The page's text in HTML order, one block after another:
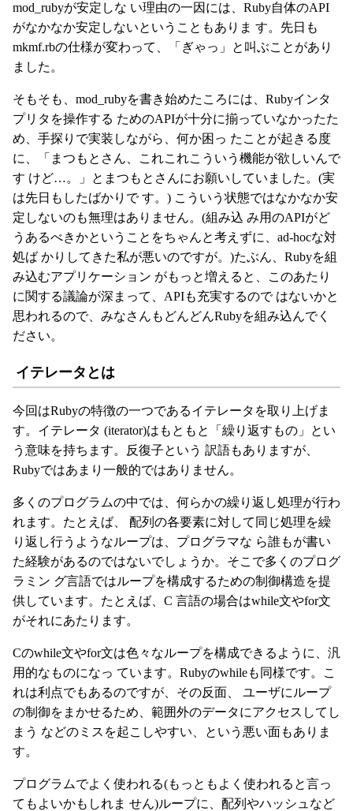
mod_rubyが安定しな い理由の一因には、Ruby自体のAPI
がなかなか安定しないということもありま す。先日も
mkmf.rbの仕様が変わって、「ぎゃっ」と叫ぶことがあり
ました。
そもそも、mod_rubyを書き始めたころには、Rubyインタ
プリタを操作する ためのAPIが十分に揃っていなかったた
め、手探りで実装しながら、何か困っ たことが起きる度
に、「まつもとさん、これこれこういう機能が欲しいんで
す けど…。」とまつもとさんにお願いしていました。(実
は先日もしたばかりで す。) こういう状態ではなかなか安
定しないのも無理はありません。(組み込 み用のAPIがど
うあるべきかということをちゃんと考えずに、ad-hocな対
処ば かりしてきた私が悪いのですが。)たぶん、Rubyを組
み込むアプリケーション がもっと増えると、このあたり
に関する議論が深まって、APIも充実するので はないかと
思われるので、みなさんもどんどんRubyを組み込んでく
ださい。
イテレータとは
今回はRubyの特徴の一つであるイテレータを取り上げま
す。イテレータ (iterator)はもともと「繰り返すもの」とい
う意味を持ちます。反復子という 訳語もありますが、
Rubyではあまり一般的ではありません。
多くのプログラムの中では、何らかの繰り返し処理が行わ
れます。たとえば、 配列の各要素に対して同じ処理を繰
り返し行うようなループは、プログラマな ら誰もが書い
た経験があるのではないでしょうか。そこで多くのプログ
ラミン グ言語ではループを構成するための制御構造を提
供しています。たとえば、C 言語の場合はwhile文やfor文
がそれにあたります。
Cのwhile文やfor文は色々なループを構成できるように、汎
用的なものになっ ています。Rubyのwhileも同様です。こ
れは利点でもあるのですが、その反面、 ユーザにループ
の制御をまかせるため、範囲外のデータにアクセスしてし
まう などのミスを起こしやすい、という悪い面もありま
す。
プログラムでよく使われる(もっともよく使われると言っ
てもよいかもしれま せん)ループに、配列やハッシュなど